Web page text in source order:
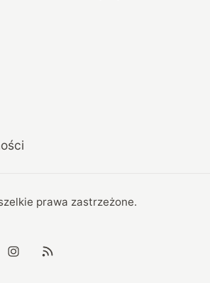
prawa zastrzeżone.